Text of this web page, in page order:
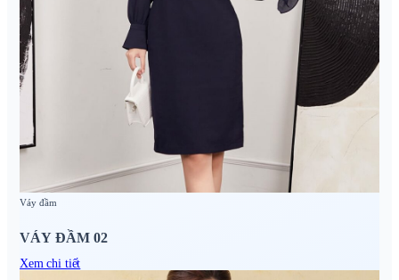
Váy đầm
VÁY ĐẦM 02
Xem chi tiết